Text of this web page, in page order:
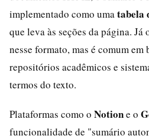
implementado como uma tabela
que leva às seções da página. Já
nesse formato, mas é comum
repositórios acadêmicos e
termos do texto.
Plataformas como o Notione o
funcionalidade de "sumário